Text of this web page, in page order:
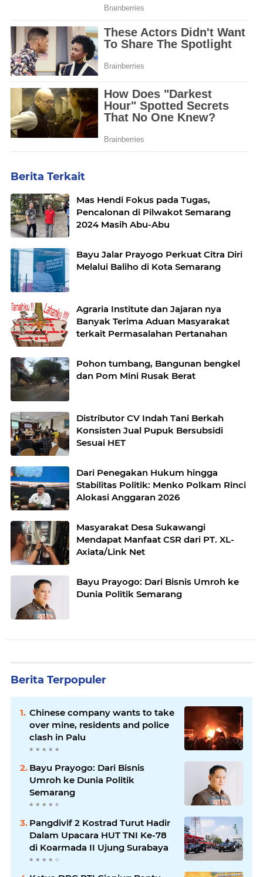
Berita Terkait
Mas Hendi Fokus pada Tugas,
Pencalonan di Pilwakot Semarang
2024 Masih Abu-Abu
Bayu Jalar Prayogo Perkuat Citra Diri
Melalui Baliho di Kota Semarang
Agraria Institute dan Jajaran nya
Banyak Terima Aduan Masyarakat
terkait Permasalahan Pertanahan
Pohon tumbang, Bangunan bengkel
dan Pom Mini Rusak Berat
Distributor CV Indah Tani Berkah
Konsisten Jual Pupuk Bersubsidi
Sesuai HET
Dari Penegakan Hukum hingga
Stabilitas Politik: Menko Polkam Rinci
Alokasi Anggaran 2026
Masyarakat Desa Sukawangi
Mendapat Manfaat CSR dari PT. XL-
Axiata/Link Net
Bayu Prayogo: Dari Bisnis Umroh ke
Dunia Politik Semarang
Berita Terpopuler
Chinese company wants to take
over mine, residents and police
clash in Palu
Bayu Prayogo: Dari Bisnis
Umroh ke Dunia Politik
Semarang
Pangdivif 2 Kostrad Turut Hadir
Dalam Upacara HUT TNI Ke-78
di Koarmada II Ujung Surabaya